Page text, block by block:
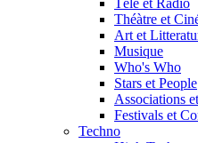
Télé et Radio
Théàtre et
Art et
Musique
Who's Who
Stars et People
Associations
Festivals et
Techno